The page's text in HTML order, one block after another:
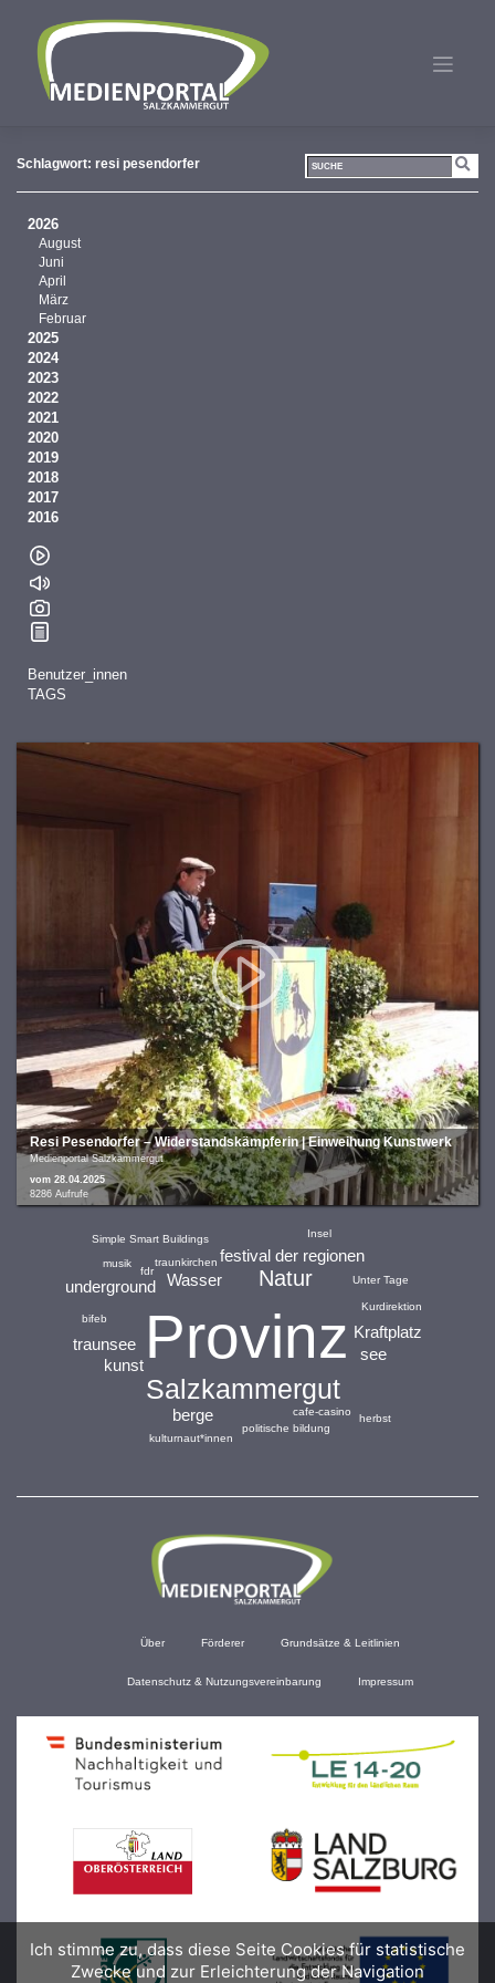
springen
Schlagwort: resi pesendorfer
Resi Pesendorfer – Widerstandskämpferin | Einweihung Kunstwerk
Medienportal Salzkammergut
vom 28.04.2025
8286 Aufrufe
Provinz
Salzkammergut
Natur
Wasser
Kraftplatz
festival der regionen
see
traunsee
berge
underground
kunst
traunkirchen
cafe-casino
Kurdirektion
bifeb
fdr
politische bildung
Unter Tage
kulturnaut*innen
Insel
Simple Smart Buildings
herbst
musik
2026
August
Juni
April
März
Februar
2025
2024
2023
2022
2021
2020
2019
2018
2017
2016
Benutzer_innen
TAGS
Über Förderer Grundsätze & Leitlinien
Datenschutz & Nutzungsvereinbarung Impressum
Ich stimme zu, dass diese Seite Cookies für statistische
Zwecke und zur Erleichterung der Navigation